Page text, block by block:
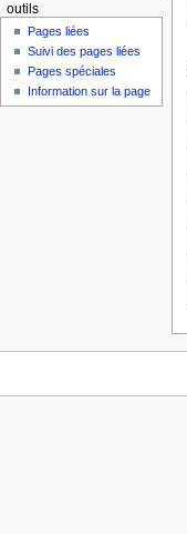
outils
Pages liées
Suivi des pages liées
Pages spéciales
Information sur la page